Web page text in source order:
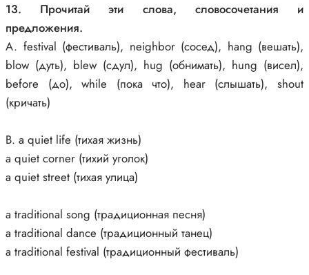
13. Прочитай эти слова, словосочетания и
предложения.
A. festival (фестиваль), neighbor (сосед), hang (вешать),
blow (дуть), blew (сдул), hug (обнимать), hung (висел),
before (до), while (пока что), hear (слышать), shout
(кричать)
B. a quiet life (тихая жизнь)
a quiet corner (тихий уголок)
a quiet street (тихая улица)
a traditional song (традиционная песня)
a traditional dance (традиционный танец)
a traditional festival (традиционный фестиваль)